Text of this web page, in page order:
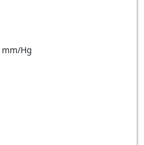
mm/Hg